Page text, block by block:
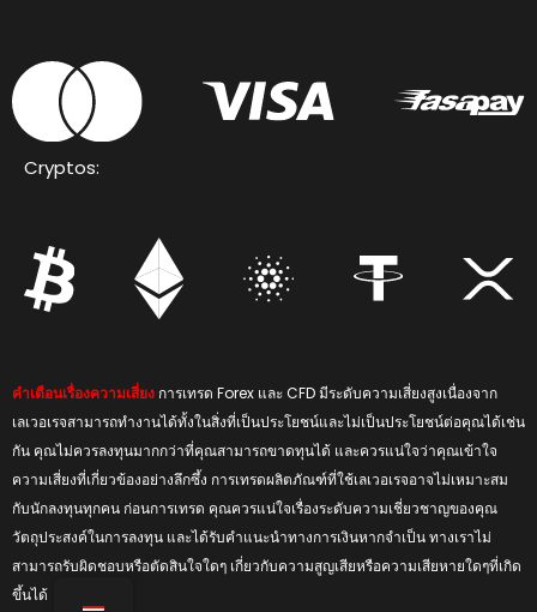
Cryptos:
คำเตือนเรื่องความเสี่ยง การเทรด Forex และ CFD มีระดับความเสี่ยงสูงเนื่องจาก
เลเวอเรจสามารถทำงานได้ทั้งในสิ่งที่เป็นประโยชน์และไม่เป็นประโยชน์ต่อคุณได้เช่น
กัน คุณไม่ควรลงทุนมากกว่าที่คุณสามารถขาดทุนได้ และควรแน่ใจว่าคุณเข้าใจ
ความเสี่ยงที่เกี่ยวข้องอย่างลึกซึ้ง การเทรดผลิตภัณฑ์ที่ใช้เลเวอเรจอาจไม่เหมาะสม
กับนักลงทุนทุกคน ก่อนการเทรด คุณควรแน่ใจเรื่องระดับความเชี่ยวชาญของคุณ
วัตถุประสงค์ในการลงทุน และได้รับคำแนะนำทางการเงินหากจำเป็น ทางเราไม่
สามารถรับผิดชอบหรือตัดสินใจใดๆ เกี่ยวกับความสูญเสียหรือความเสียหายใดๆที่เกิด
ขึ้นได้